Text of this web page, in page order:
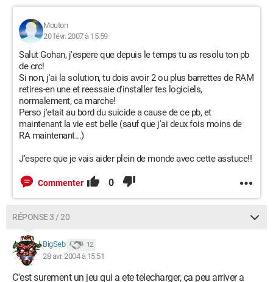
Mouton
20 févr. 2007 à 15:59
Salut Gohan, j'espere que depuis le temps tu as resolu ton pb
de crc!
Si non, j'ai la solution, tu dois avoir 2 ou plus barrettes de RAM
retires-en une et reessaie d'installer tes logiciels,
normalement, ca marche!
Perso j'etait au bord du suicide a cause de ce pb, et
maintenant la vie est belle (sauf que j'ai deux fois moins de
RA maintenant...)
J'espere que je vais aider plein de monde avec cette asstuce!!
Commenter 0
RÉPONSE 3 / 20
BigSeb 12
28 avr. 2004 à 15:51
C'est surement un jeu qui a ete telecharger, ça peu arriver a